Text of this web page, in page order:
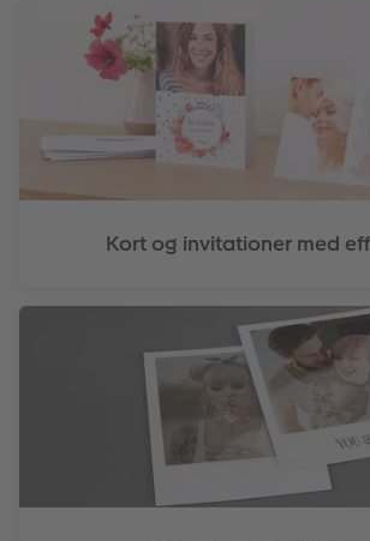
Kort og invitationer med